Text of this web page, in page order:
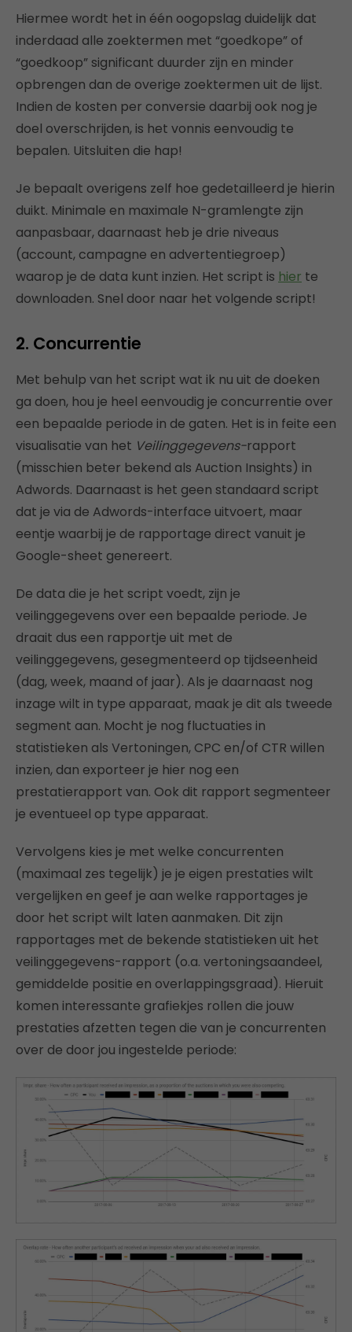
Hiermee wordt het in één oogopslag duidelijk dat
inderdaad alle zoektermen met “goedkope” of
“goedkoop” significant duurder zijn en minder
opbrengen dan de overige zoektermen uit de lijst.
Indien de kosten per conversie daarbij ook nog je
doel overschrijden, is het vonnis eenvoudig te
bepalen. Uitsluiten die hap!
Je bepaalt overigens zelf hoe gedetailleerd je hierin
duikt. Minimale en maximale N-gramlengte zijn
aanpasbaar, daarnaast heb je drie niveaus
(account, campagne en advertentiegroep)
waarop je de data kunt inzien. Het script is hier te
downloaden. Snel door naar het volgende script!
2. Concurrentie
Met behulp van het script wat ik nu uit de doeken
ga doen, hou je heel eenvoudig je concurrentie over
een bepaalde periode in de gaten. Het is in feite een
visualisatie van het Veilinggegevens-rapport
(misschien beter bekend als Auction Insights) in
Adwords. Daarnaast is het geen standaard script
dat je via de Adwords-interface uitvoert, maar
eentje waarbij je de rapportage direct vanuit je
Google-sheet genereert.
De data die je het script voedt, zijn je
veilinggegevens over een bepaalde periode. Je
draait dus een rapportje uit met de
veilinggegevens, gesegmenteerd op tijdseenheid
(dag, week, maand of jaar). Als je daarnaast nog
inzage wilt in type apparaat, maak je dit als tweede
segment aan. Mocht je nog fluctuaties in
statistieken als Vertoningen, CPC en/of CTR willen
inzien, dan exporteer je hier nog een
prestatierapport van. Ook dit rapport segmenteer
je eventueel op type apparaat.
Vervolgens kies je met welke concurrenten
(maximaal zes tegelijk) je je eigen prestaties wilt
vergelijken en geef je aan welke rapportages je
door het script wilt laten aanmaken. Dit zijn
rapportages met de bekende statistieken uit het
veilinggegevens-rapport (o.a. vertoningsaandeel,
gemiddelde positie en overlappingsgraad). Hieruit
komen interessante grafiekjes rollen die jouw
prestaties afzetten tegen die van je concurrenten
over de door jou ingestelde periode: